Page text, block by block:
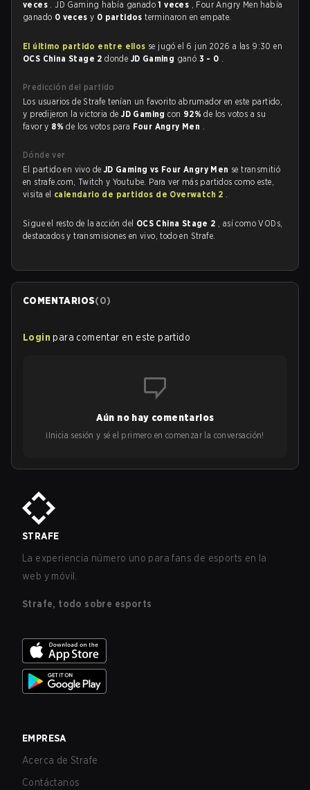
veces . JD Gaming había ganado1 veces , Four Angry Men había
ganado 0 vecesy 0 partidosterminaron en empate.
El último partido entre ellos se jugó el 6 jun 2026 a las 9:30 en
OCS China Stage 2donde JD Gaming ganó 3 - 0 .
Predicción del partido
Los usuarios de Strafe tenían un favorito abrumador en este partido,
y predijeron la victoria deJD Gamingcon 92%de los votos a su
favor y 8%de los votos para Four Angry Men .
Dónde ver
El partido en vivo de JD Gaming vs Four Angry Men se transmitió
en strafe.com, Twitch y Youtube. Para ver más partidos como este,
visita el calendario de partidos de Overwatch 2 .
Sigue el resto de la acción del OCS China Stage 2 , así como VODs,
destacados y transmisiones en vivo, todo en Strafe.
COMENTARIOS(0)
Login para comentar en este partido
Aún no hay comentarios
¡Inicia sesión y sé el primero en comenzar la conversación!
STRAFE
La experiencia número uno para fans de esports en la
web y móvil.
Strafe, todo sobre esports
EMPRESA
Acerca de Strafe
Contáctanos